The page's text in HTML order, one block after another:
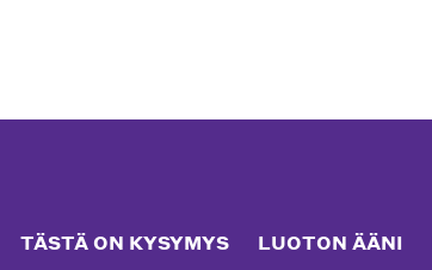
TÄSTÄ ON KYSYMYS LUOTON ÄÄNI